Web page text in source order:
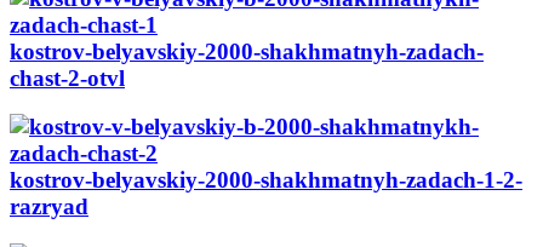
kostrov-belyavskiy-2000-shakhmatnyh-zadach-
chast-2-otvl
kostrov-belyavskiy-2000-shakhmatnyh-zadach-1-2-
razryad